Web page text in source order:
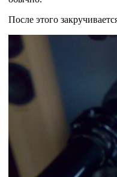
После этого